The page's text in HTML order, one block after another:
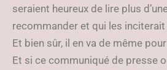
seraient heureux de lire plus
recommander et qui les
Et bien sûr, il en va de même
Et si ce communiqué de presse